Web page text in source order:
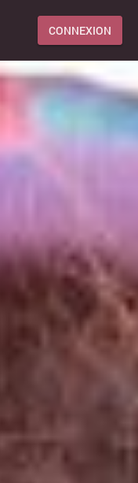
CONNEXION